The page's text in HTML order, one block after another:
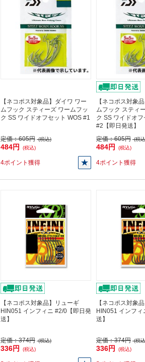
【ネコポス対象品】ダイワ ワー
ムフック スティーズ ワームフッ
ク SS ワイドオフセット WOS #1
定価：605円 (税込)
484円 (税込)
4ポイント獲得
【ネコポス対象
ムフック スティ
ク SS ワイドオ
#2【即日発送】
定価：605円 (税
484円 (税込)
4ポイント獲得
【ネコポス対象品】リューギ
HIN051 インフィニ #2/0【即日発
送】
定価：374円 (税込)
336円 (税込)
【ネコポス対象
HIN051 インフ
送】
定価：374円 (税
336円 (税込)